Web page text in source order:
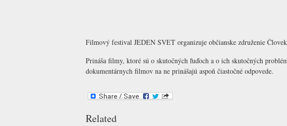
Filmový festival JEDEN SVET organizuje občianske združenie
Prináša filmy, ktoré sú o skutočných ľuďoch a o ich skutočných
dokumentárnych filmov na ne prinášajú aspoň čiastočné odpovede.
Related